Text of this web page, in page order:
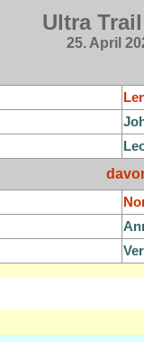
Ultra
25. April